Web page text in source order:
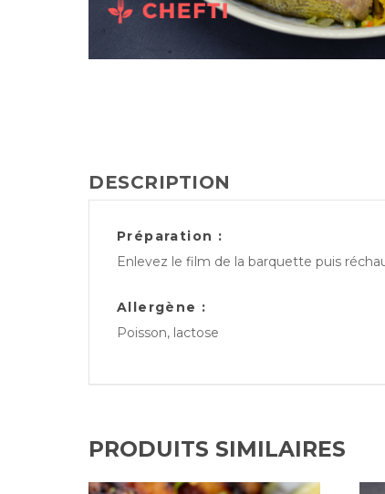
DESCRIPTION
Préparation :
Enlevez le film de la barquette puis
Allergène :
Poisson, lactose
PRODUITS SIMILAIRES